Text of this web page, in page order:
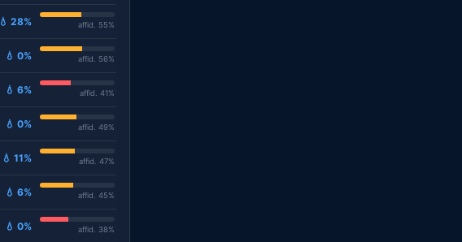
💧 28% affid. 55%
💧 0% affid. 56%
💧 6% affid. 41%
💧 0% affid. 49%
💧 11% affid. 47%
💧 6% affid. 45%
💧 0% affid. 38%